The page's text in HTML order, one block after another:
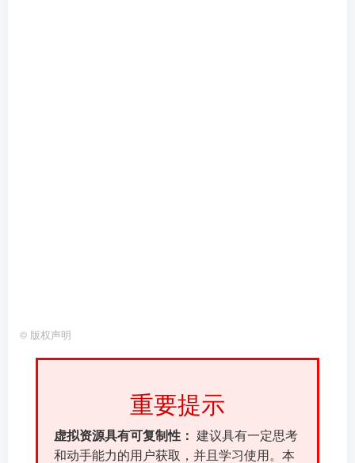
© 版权声明
重要提示
虚拟资源具有可复制性： 建议具有一定思考
和动手能力的用户获取，并且学习使用。本